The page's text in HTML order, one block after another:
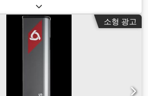
소형 광고